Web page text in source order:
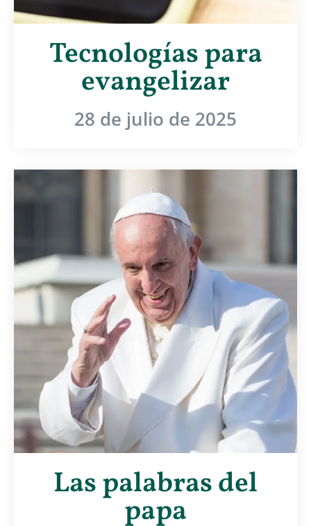
Tecnologías para
evangelizar
28 de julio de 2025
Las palabras del
papa